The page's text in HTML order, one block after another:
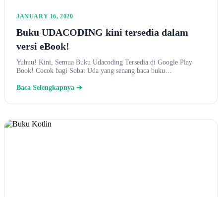
JANUARY 16, 2020
Buku UDACODING kini tersedia dalam
versi eBook!
Yuhuu! Kini, Semua Buku Udacoding Tersedia di Google Play
Book! Cocok bagi Sobat Uda yang senang baca buku…
Baca Selengkapnya ➔